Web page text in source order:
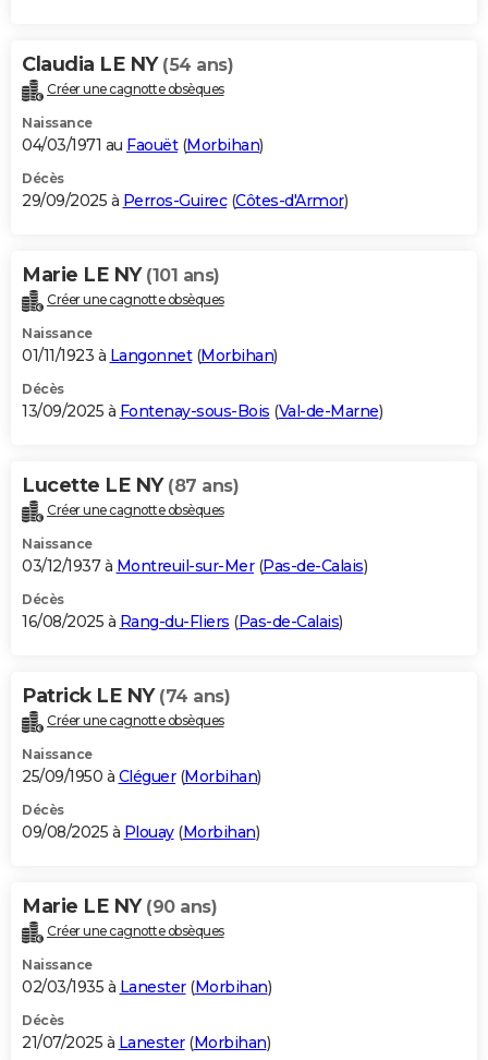
Claudia LE NY (54 ans)
Créer une cagnotte obsèques
Naissance
04/03/1971 au Faouët(Morbihan)
Décès
29/09/2025 à Perros-Guirec(Côtes-d'Armor)
Marie LE NY (101 ans)
Créer une cagnotte obsèques
Naissance
01/11/1923 à Langonnet(Morbihan)
Décès
13/09/2025 à Fontenay-sous-Bois (Val-de-Marne)
Lucette LE NY (87 ans)
Créer une cagnotte obsèques
Naissance
03/12/1937 à Montreuil-sur-Mer(Pas-de-Calais)
Décès
16/08/2025 à Rang-du-Fliers (Pas-de-Calais)
Patrick LE NY (74 ans)
Créer une cagnotte obsèques
Naissance
25/09/1950 à Cléguer(Morbihan)
Décès
09/08/2025 à Plouay(Morbihan)
Marie LE NY (90 ans)
Créer une cagnotte obsèques
Naissance
02/03/1935 à Lanester(Morbihan)
Décès
21/07/2025 à Lanester(Morbihan)